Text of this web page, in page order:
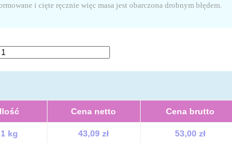
i cięte ręcznie więc masa jest obarczona drobnym błędem.
Ilość Cena netto Cena brutto
1 kg 43,09 zł 53,00 zł